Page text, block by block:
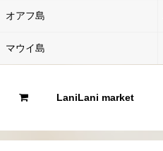
オアフ島
マウイ島
LaniLani market